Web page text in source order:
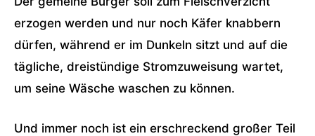
erzogen werden und nur noch Käfer knabbern
dürfen, während er im Dunkeln sitzt und auf die
tägliche, dreistündige Stromzuweisung wartet,
um seine Wäsche waschen zu können.
Und immer noch ist ein erschreckend großer Teil